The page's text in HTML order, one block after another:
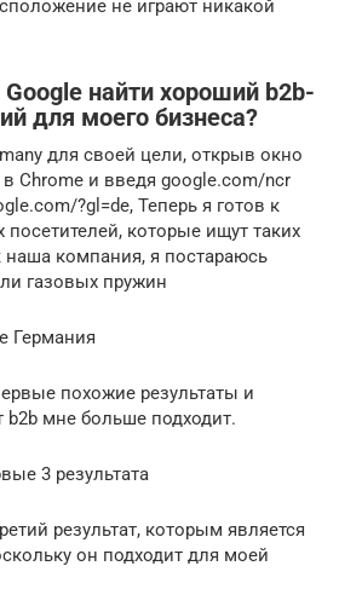
не играют никакой
найти хороший b2b-
для моего бизнеса?
для своей цели, открыв окно
Chrome и введя google.com/ncr
?gl=de, Теперь я готов к
которые ищут таких
наша компания, я постараюсь
газовых пружин
Германия
похожие результаты и
b2b мне больше подходит.
3 результата
результат, которым является
он подходит для моей